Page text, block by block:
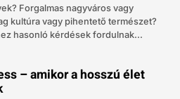
Forgalmas nagyváros vagy
kultúra vagy pihentető természet?
hasonló kérdések fordulnak...
– amikor a hosszú élet